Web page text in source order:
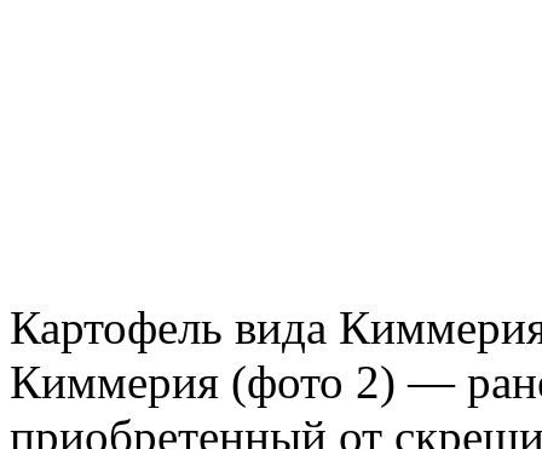
Картофель вида
Киммерия (фото 2) —
приобретенный от